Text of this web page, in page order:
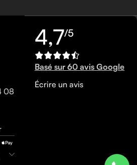
08
4,7/5
Basé sur 60 avis Google
Écrire un avis